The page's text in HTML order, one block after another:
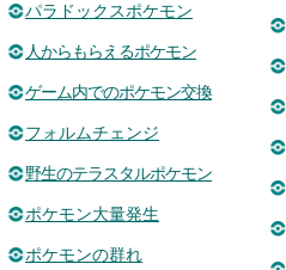
パラドックスポケモン
人からもらえるポケモン
ゲーム内でのポケモン交換
フォルムチェンジ
野生のテラスタルポケモン
ポケモン大量発生
ポケモンの群れ